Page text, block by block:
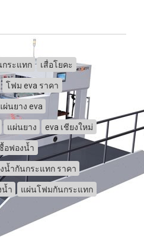
ระแทก เสื่อโยคะ
โฟม eva ราคา
ผ่นยาง eva
แผ่นยาง eva เชียงใหม่
อฟองน้ำ
น้ำกันกระแทก ราคา
น้ำ แผ่นโฟมกันกระแทก